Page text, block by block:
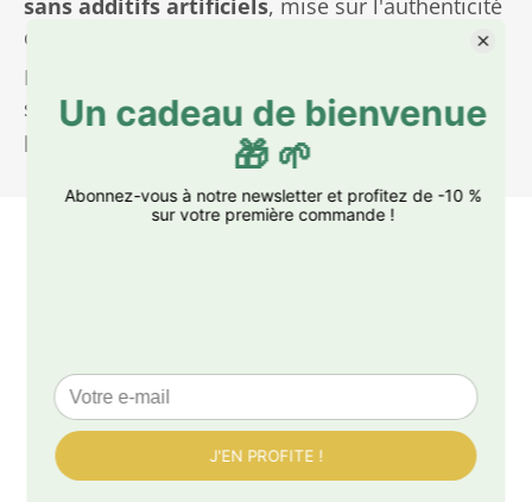
sans additifs artificiels, mise sur l'authenticité
des
Entièrement Vegan, sans lait, sans gluten et
sans huile de palme, ce chocolat révélera à vos
papilles un plaisir chocolaté inédit.
dès 50€ d'achat